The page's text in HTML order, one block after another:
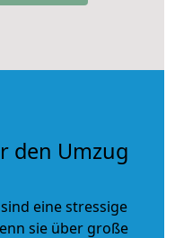
den Umzug
eine stressige
sie über große